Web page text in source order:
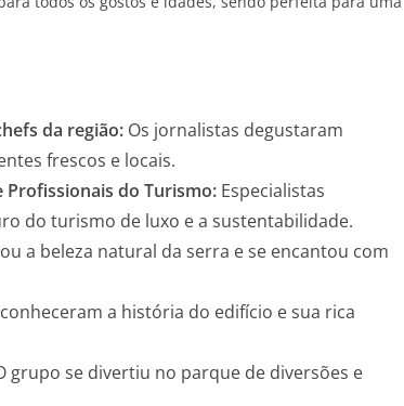
da região: Os jornalistas degustaram
frescos e locais.
Profissionais do Turismo: Especialistas
do turismo de luxo e a sustentabilidade.
a beleza natural da serra e se encantou com
a história do edifício e sua rica
grupo se divertiu no parque de diversões e